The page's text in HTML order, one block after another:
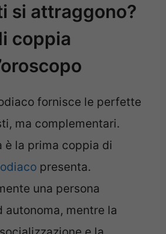
si attraggono?
coppia
fornisce le perfette
ma complementari.
è la prima coppia di
presenta.
una persona
autonoma, mentre la